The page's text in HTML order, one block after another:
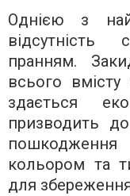
Однією з
відсутність
пранням.
всього
здається
призводить
кольором та
для